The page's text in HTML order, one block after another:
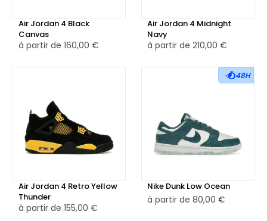
Air Jordan 4 Black
Canvas
à partir de 160,00 €
Air Jordan 4 Midnight
Navy
à partir de 210,00 €
Air Jordan 4 Retro Yellow
Thunder
à partir de 155,00 €
48H
Nike Dunk Low Ocean
à partir de 80,00 €